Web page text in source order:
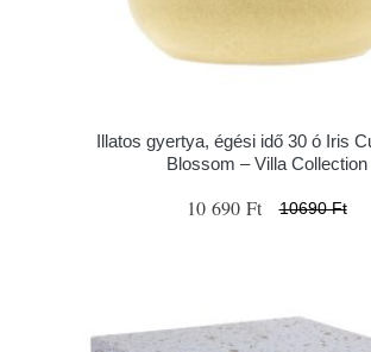
Illatos gyertya, égési idő 30 ó Iris
Blossom – Villa Collection
10 690 Ft 10690 Ft